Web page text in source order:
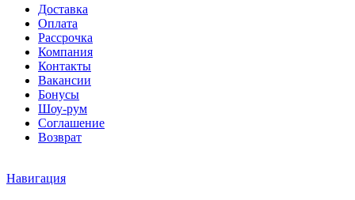
Доставка
Оплата
Рассрочка
Компания
Контакты
Вакансии
Бонусы
Шоу-рум
Соглашение
Возврат
Навигация